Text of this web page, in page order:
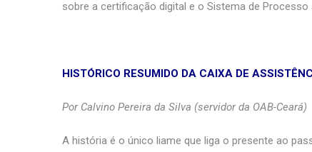
sobre a certificação digital e o Sistema de
HISTÓRICO RESUMIDO DA CAIXA DE
Por Calvino Pereira da Silva (servidor da OAB-Ceará)
A história é o único liame que liga o presente ao